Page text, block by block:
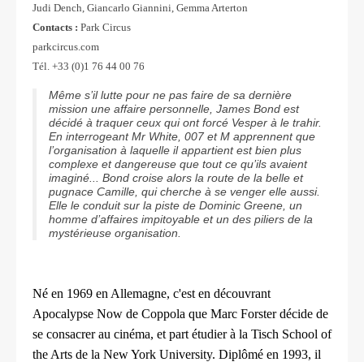
Judi Dench, Giancarlo Giannini, Gemma Arterton
Contacts : Park Circus
parkcircus.com
Tél. +33 (0)1 76 44 00 76
Même s’il lutte pour ne pas faire de sa dernière
mission une affaire personnelle, James Bond est
décidé à traquer ceux qui ont forcé Vesper à le trahir.
En interrogeant Mr White, 007 et M apprennent que
l’organisation à laquelle il appartient est bien plus
complexe et dangereuse que tout ce qu’ils avaient
imaginé... Bond croise alors la route de la belle et
pugnace Camille, qui cherche à se venger elle aussi.
Elle le conduit sur la piste de Dominic Greene, un
homme d’affaires impitoyable et un des piliers de la
mystérieuse organisation.
Né en 1969 en Allemagne, c'est en découvrant
Apocalypse Now de Coppola que Marc Forster décide de
se consacrer au cinéma, et part étudier à la Tisch School of
the Arts de la New York University. Diplômé en 1993, il